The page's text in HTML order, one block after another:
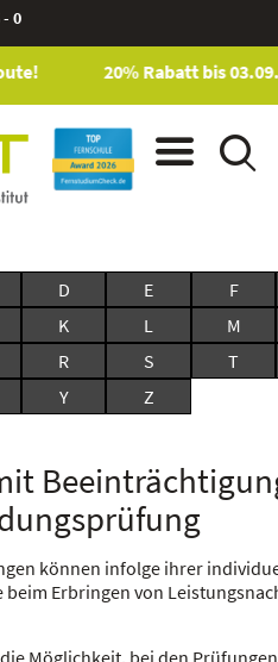
- 0
20% Rabatt bis
D E
F
K L
M
R S
T
Y Z
können infolge ihrer
Erbringen von
Möglichkeit, bei den Prüfungen